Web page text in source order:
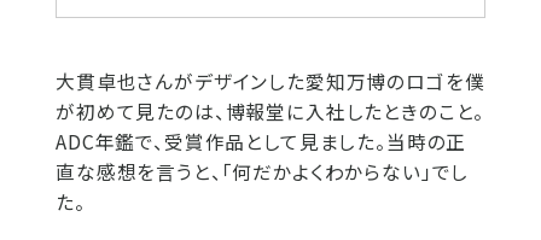
大貫卓也さんがデザインした愛知万博のロゴを僕
が初めて見たのは、博報堂に入社したときのこと。
ADC年鑑で、受賞作品として見ました。当時の正
直な感想を言うと、「何だかよくわからない」でし
た。